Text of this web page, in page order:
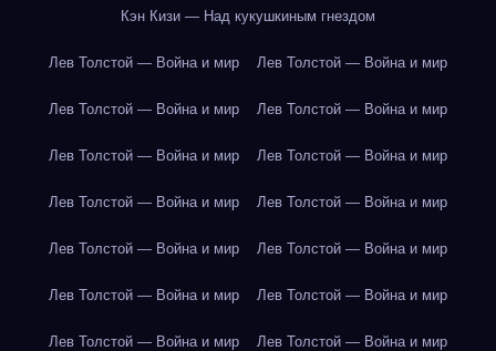
Кэн Кизи — Над кукушкиным гнездом
Лев Толстой — Война и мир Лев Толстой — Война и мир
Лев Толстой — Война и мир Лев Толстой — Война и мир
Лев Толстой — Война и мир Лев Толстой — Война и мир
Лев Толстой — Война и мир Лев Толстой — Война и мир
Лев Толстой — Война и мир Лев Толстой — Война и мир
Лев Толстой — Война и мир Лев Толстой — Война и мир
Лев Толстой — Война и мир Лев Толстой — Война и мир